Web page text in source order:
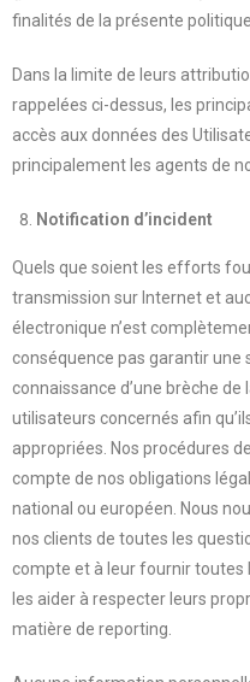
finalités de la présente politique.
Dans la limite de leurs
rappelées ci-dessus, les
accès aux données des
principalement les agents de
Notification d’incident
Quels que soient les efforts
transmission sur Internet et
électronique n’est
conséquence pas garantir une
connaissance d’une brèche
utilisateurs concernés afin
appropriées. Nos procédures
compte de nos obligations
national ou européen. Nous
nos clients de toutes les
compte et à leur fournir
les aider à respecter leurs
matière de reporting.